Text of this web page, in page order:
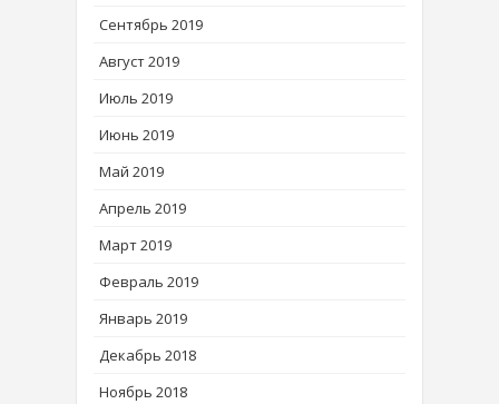
Сентябрь 2019
Август 2019
Июль 2019
Июнь 2019
Май 2019
Апрель 2019
Март 2019
Февраль 2019
Январь 2019
Декабрь 2018
Ноябрь 2018